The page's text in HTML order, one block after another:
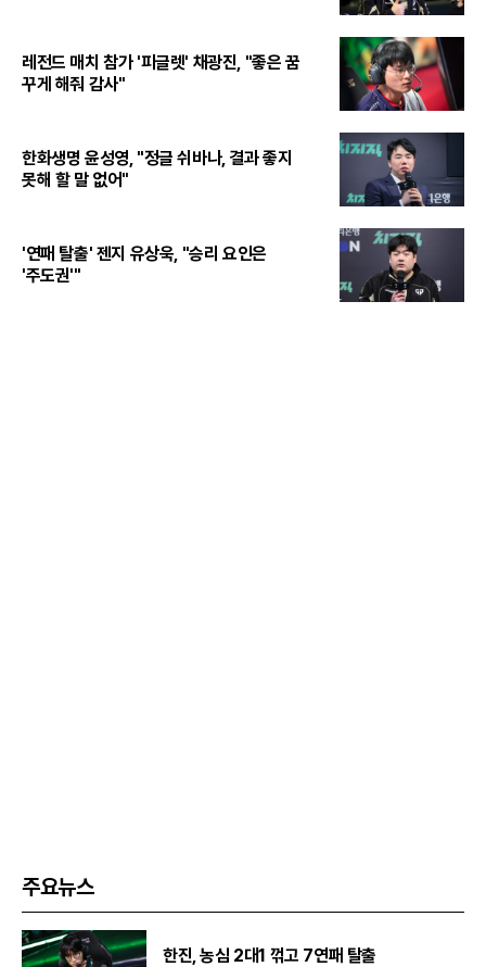
레전드 매치 참가 '피글렛' 채광진, "좋은 꿈
꾸게 해줘 감사"
한화생명 윤성영, "정글 쉬바나, 결과 좋지
못해 할 말 없어"
'연패 탈출' 젠지 유상욱, "승리 요인은
'주도권'"
주요뉴스
한진, 농심 2대1 꺾고 7연패 탈출